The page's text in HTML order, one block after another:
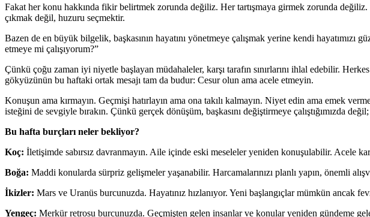
Fakat her konu hakkında fikir belirtmek zorunda değiliz. Her tartışmaya girmek zorunda
çıkmak değil, huzuru seçmektir.
Bazen de en büyük bilgelik, başkasının hayatını yönetmeye çalışmak yerine kendi
etmeye mi çalışıyorum?”
Çünkü çoğu zaman iyi niyetle başlayan müdahaleler, karşı tarafın sınırlarını ihlal edebilir.
gökyüzünün bu haftaki ortak mesajı tam da budur: Cesur olun ama acele etmeyin.
Konuşun ama kırmayın. Geçmişi hatırlayın ama ona takılı kalmayın. Niyet edin ama emek
isteğini de sevgiyle bırakın. Çünkü gerçek dönüşüm, başkasını değiştirmeye çalıştığımızda
Bu hafta burçları neler bekliyor?
Koç: İletişimde sabırsız davranmayın. Aile içinde eski meseleler yeniden konuşulabilir. Acele
Boğa: Maddi konularda sürpriz gelişmeler yaşanabilir. Harcamalarınızı planlı yapın, önemli
İkizler: Mars ve Uranüs burcunuzda. Hayatınız hızlanıyor. Yeni başlangıçlar mümkün ancak
Yengeç: Merkür retrosu burcunuzda. Geçmişten gelen insanlar ve konular yeniden gündeme